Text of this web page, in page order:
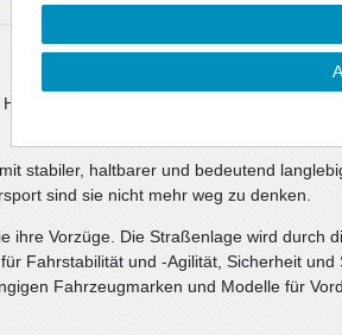
sind aus dem speziellen
stabiler, haltbarer und bedeutend
sind sie nicht mehr weg zu denken.
ihre Vorzüge. Die Straßenlage wird durch
Fahrstabilität und -Agilität, Sicherheit und
Fahrzeugmarken und Modelle für